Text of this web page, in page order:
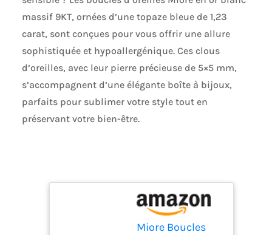
massif 9KT, ornées d’une topaze bleue de 1,23
carat, sont conçues pour vous offrir une allure
sophistiquée et hypoallergénique. Ces clous
d’oreilles, avec leur pierre précieuse de 5×5 mm,
s’accompagnent d’une élégante boîte à bijoux,
parfaits pour sublimer votre style tout en
préservant votre bien-être.
Miore Boucles